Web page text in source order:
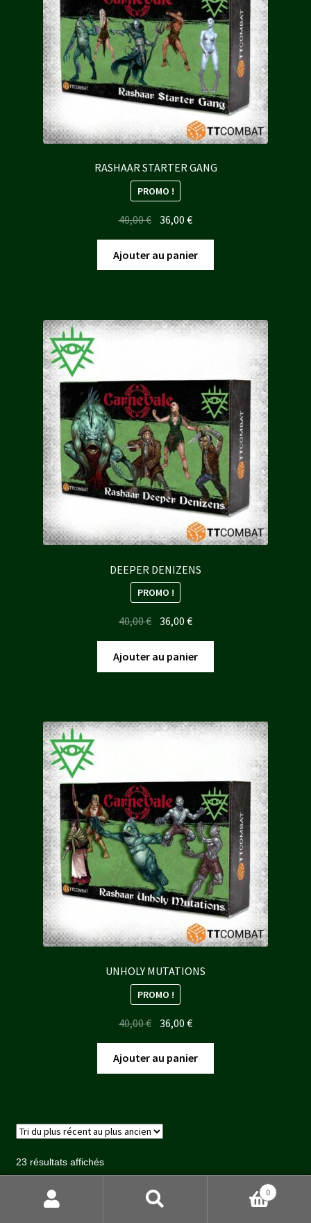
RASHAAR STARTER GANG
PROMO !
40,00€ Le
initial
était :
36,00€Le
actuel
est :
Ajouter au panier
DEEPER DENIZENS
PROMO !
40,00€ Le
prix
initial
était :
36,00€Le
prix
actuel
est :
Ajouter au panier
UNHOLY MUTATIONS
PROMO !
40,00€ Le
initial
était :
36,00€Le
actuel
est :
Ajouter au panier
23 résultats affichésTrié
du
Recherche
Recherche
0